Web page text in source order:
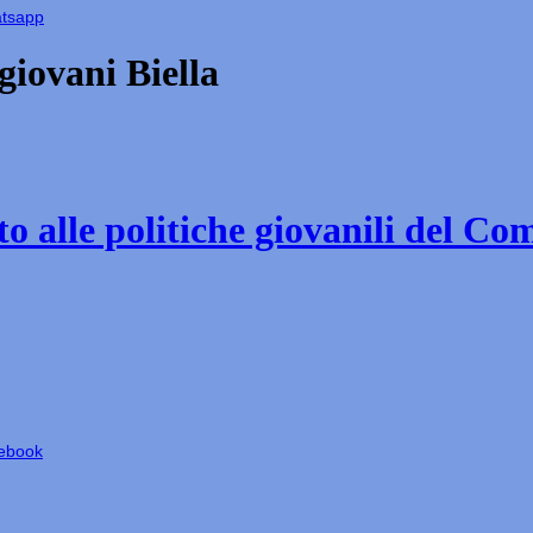
Biella
alle politiche giovanili del